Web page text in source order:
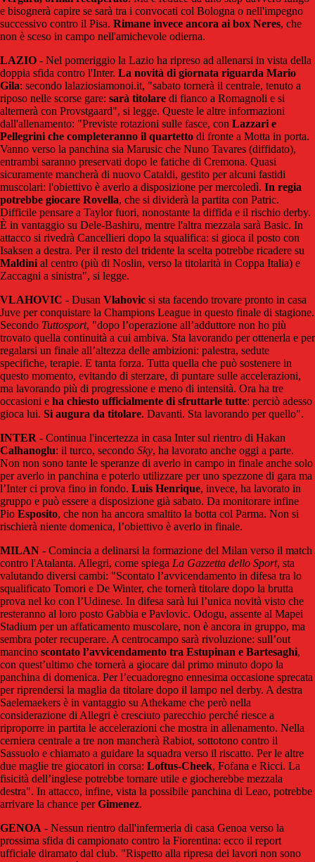
e bisognerà capire se sarà tra i convocati col Bologna o nell'impegno
successivo contro il Pisa. Rimane invece ancora ai box Neres, che
non è sceso in campo nell'amichevole odierna.
LAZIO - Nel pomeriggio la Lazio ha ripreso ad allenarsi in vista della
doppia sfida contro l'Inter. La novità di giornata riguarda Mario
Gila: secondo lalaziosiamonoi.it, "sabato tornerà il centrale, tenuto a
riposo nelle scorse gare: sarà titolare di fianco a Romagnoli e si
alternerà con Provstgaard", si legge. Queste le altre informazioni
dall'allenamento: "Previste rotazioni sulle fasce, con Lazzari e
Pellegrini che completeranno il quartetto di fronte a Motta in porta.
Vanno verso la panchina sia Marusic che Nuno Tavares (diffidato),
entrambi saranno preservati dopo le fatiche di Cremona. Quasi
sicuramente mancherà di nuovo Cataldi, gestito per alcuni fastidi
muscolari: l'obiettivo è averlo a disposizione per mercoledì. In regia
potrebbe giocare Rovella, che si dividerà la partita con Patric.
Difficile pensare a Taylor fuori, nonostante la diffida e il rischio derby.
È in vantaggio su Dele-Bashiru, mentre l'altra mezzala sarà Basic. In
attacco si rivedrà Cancellieri dopo la squalifica: si gioca il posto con
Isaksen a destra. Per il resto del tridente la scelta potrebbe ricadere su
Maldini al centro (più di Noslin, verso la titolarità in Coppa Italia) e
Zaccagni a sinistra", si legge.
VLAHOVIC - Dusan Vlahovic si sta facendo trovare pronto in casa
Juve per conquistare la Champions League in questo finale di stagione.
Secondo Tuttosport, "dopo l’operazione all’adduttore non ho più
trovato quella continuità a cui ambiva. Sta lavorando per ottenerla e per
regalarsi un finale all’altezza delle ambizioni: palestra, sedute
specifiche, terapie. E tanta forza. Tutta quella che può sostenere in
questo momento, evitando di sterzare, di puntare sulle accelerazioni,
ma lavorando più di progressione e meno di intensità. Ora ha tre
occasioni e ha chiesto ufficialmente di sfruttarle tutte: perciò adesso
gioca lui. Si augura da titolare. Davanti. Sta lavorando per quello".
INTER - Continua l'incertezza in casa Inter sul rientro di Hakan
Calhanoglu: il turco, secondo Sky, ha lavorato anche oggi a parte.
Non non sono tante le speranze di averlo in campo in finale anche solo
per averlo in panchina e poterlo utilizzare per uno spezzone di gara ma
l’Inter ci prova fino in fondo. Luis Henrique, invece, ha lavorato in
gruppo e può essere a disposizione già sabato. Da monitorare infine
Pio Esposito, che non ha ancora smaltito la botta col Parma. Non si
rischierà niente domenica, l’obiettivo è averlo in finale.
MILAN - Comincia a delinarsi la formazione del Milan verso il match
contro l'Atalanta. Allegri, come spiega La Gazzetta dello Sport, sta
valutando diversi cambi: "Scontato l’avvicendamento in difesa tra lo
squalificato Tomori e De Winter, che tornerà titolare dopo la brutta
prova nel ko con l’Udinese. In difesa sarà lui l’unica novità visto che
resteranno al loro posto Gabbia e Pavlovic. Odogu, assente al Mapei
Stadium per un affaticamento muscolare, non è ancora in gruppo, ma
sembra poter recuperare. A centrocampo sarà rivoluzione: sull’out
mancino scontato l’avvicendamento tra Estupinan e Bartesaghi,
con quest’ultimo che tornerà a giocare dal primo minuto dopo la
panchina di domenica. Per l’ecuadoregno ennesima occasione sprecata
per riprendersi la maglia da titolare dopo il lampo nel derby. A destra
Saelemaekers è in vantaggio su Athekame che però nella
considerazione di Allegri è cresciuto parecchio perché riesce a
riproporre in partita le accelerazioni che mostra in allenamento. Nella
cerniera centrale a tre non mancherà Rabiot, sottotono contro il
Sassuolo e chiamato a guidare la squadra verso il riscatto. Per le altre
due maglie tre giocatori in corsa: Loftus-Cheek, Fofana e Ricci. La
fisicità dell’inglese potrebbe tornare utile e giocherebbe mezzala
destra". In attacco, infine, vista la possibile panchina di Leao, potrebbe
arrivare la chance perGimenez.
GENOA - Nessun rientro dall'infermeria di casa Genoa verso la
prossima sfida di campionato contro la Fiorentina: ecco il report
ufficiale diramato dal club. "Rispetto alla ripresa dei lavori non sono